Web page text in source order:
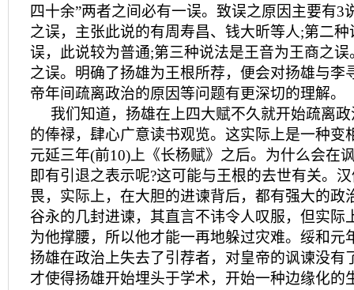
四十余”两者之间必有一误。致误之原因主要有3
之误，主张此说的有周寿昌、钱大昕等人;第二
误，此说较为普通;第三种说法是王音为王商之
之误。明确了扬雄为王根所荐，便会对扬雄与李
帝年间疏离政治的原因等问题有更深切的理解。
我们知道，扬雄在上四大赋不久就开始疏离
的俸禄，肆心广意读书观览。这实际上是一种变
元延三年(前10)上《长杨赋》之后。为什么会在
即有引退之表示呢?这可能与王根的去世有关。
畏，实际上，在大胆的进谏背后，都有强大的政
谷永的几封进谏，其直言不讳令人叹服，但实际
为他撑腰，所以他才能一再地躲过灾难。绥和元
扬雄在政治上失去了引荐者，对皇帝的讽谏没有
才使得扬雄开始埋头于学术，开始一种边缘化的